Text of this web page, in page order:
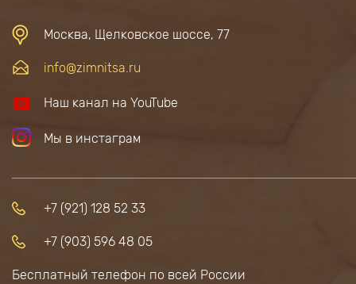
Москва, Щелковское шоссе, 77
info@zimnitsa.ru
Наш канал на YouTube
Мы в инстаграм
+7 (921) 128 52 33
+7 (903) 596 48 05
Бесплатный телефон по всей России